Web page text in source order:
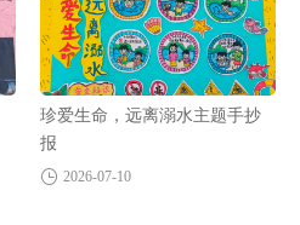
珍爱生命，远离溺水主题手抄
报
2026-07-10